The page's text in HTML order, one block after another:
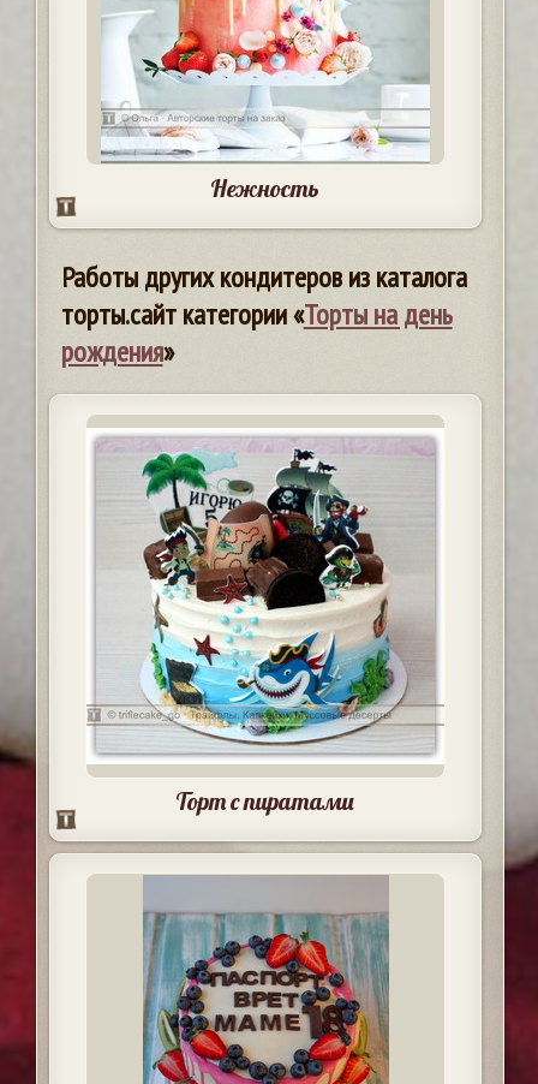
Нежность
Работы других кондитеров из каталога
торты.сайт категории «Торты на день
рождения»
Торт с пиратами